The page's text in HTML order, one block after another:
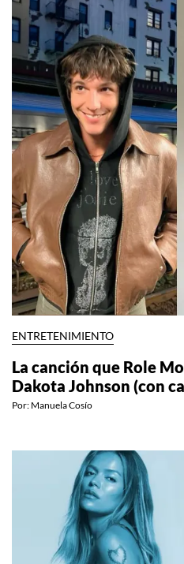
ENTRETENIMIENTO
La canción que Role
Dakota Johnson (con
Por: Manuela Cosío